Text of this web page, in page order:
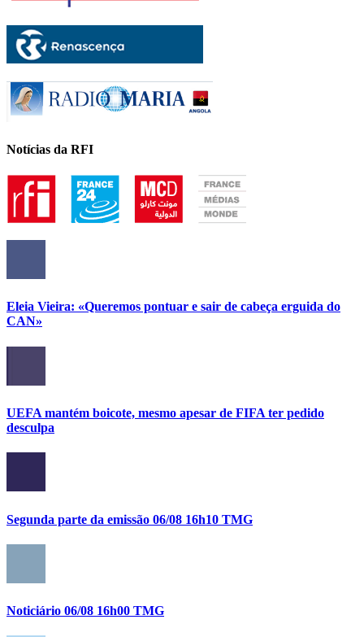
Notícias da RFI
Eleia Vieira: «Queremos pontuar e sair de cabeça erguida do
CAN»
UEFA mantém boicote, mesmo apesar de FIFA ter pedido
desculpa
Segunda parte da emissão 06/08 16h10 TMG
Noticiário 06/08 16h00 TMG